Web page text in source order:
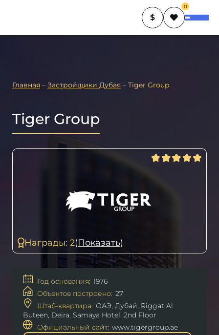
$
0
Главная – Застройщики Дубая – Tiger Group
Tiger Group
Год основания: 1976
Объектов построено: 27
Штаб-квартира: ОАЭ, Дубай, Riggat Al
Buteen, Deira, Samaya Hotel, 2nd Floor
Официальный сайт: www.tigergroup.ae
Награды: 2(Показать)